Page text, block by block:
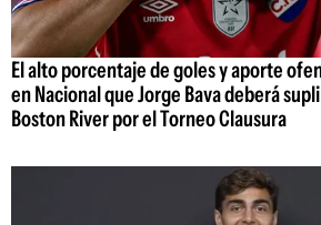
El alto porcentaje de goles y aporte
en Nacional que Jorge Bava deberá
Boston River por el Torneo Clausura